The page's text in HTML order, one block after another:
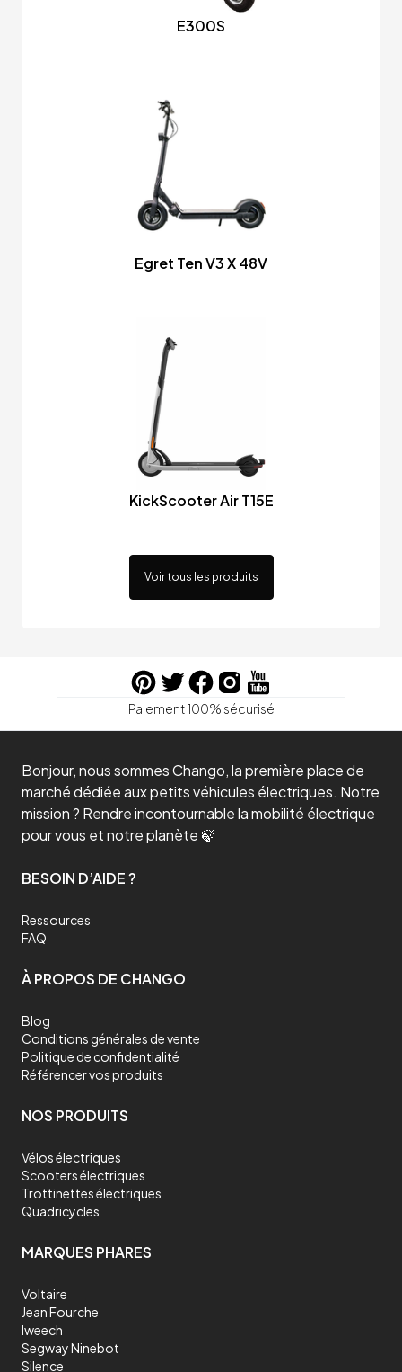
E300S
Egret Ten V3 X 48V
KickScooter Air T15E
Voir tous les produits
Paiement 100% sécurisé
Bonjour, nous sommes Chango, la première place de
marché dédiée aux petits véhicules électriques. Notre
mission ? Rendre incontournable la mobilité électrique
pour vous et notre planète 🍃
BESOIN D’AIDE ?
Ressources
FAQ
À PROPOS DE CHANGO
Blog
Conditions générales de vente
Politique de confidentialité
Référencer vos produits
NOS PRODUITS
Vélos électriques
Scooters électriques
Trottinettes électriques
Quadricycles
MARQUES PHARES
Voltaire
Jean Fourche
Iweech
Segway Ninebot
Silence